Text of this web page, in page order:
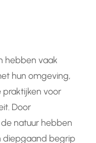
hebben vaak
hun omgeving,
voor
Door
natuur hebben
diepgaand begrip